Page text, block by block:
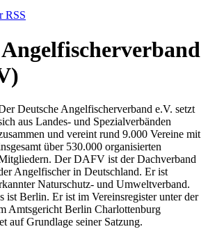
RSS
Deutsche Angelfischerverband e.V. setzt
aus Landes- und Spezialverbänden
und vereint rund 9.000 Vereine mit
über 530.000 organisierten
Der DAFV ist der Dachverband
Angelfischer in Deutschland. Er ist
Naturschutz- und Umweltverband.
ist Berlin. Er ist im Vereinsregister unter der
Amtsgericht Berlin Charlottenburg
auf Grundlage seiner Satzung.